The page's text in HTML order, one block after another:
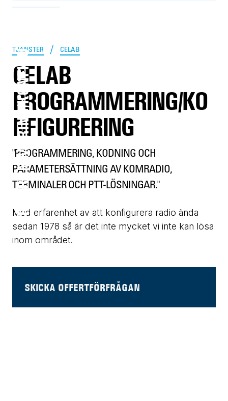
TJÄNSTER / CELAB
CELAB
PROGRAMMERING/KO
NFIGURERING
"PROGRAMMERING, KODNING OCH
PARAMETERSÄTTNING AV KOMRADIO,
TERMINALER OCH PTT-LÖSNINGAR."
Med erfarenhet av att konfigurera radio ända
sedan 1978 så är det inte mycket vi inte kan lösa
inom området.
SKICKA OFFERTFÖRFRÅGAN
PROGRAMMERING/KONFIGURERING